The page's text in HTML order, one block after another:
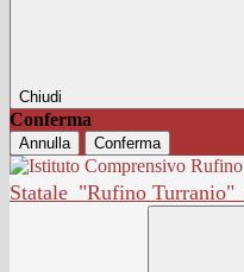
Chiudi
Conferma
Annulla Conferma
Statale "Rufino Turranio"